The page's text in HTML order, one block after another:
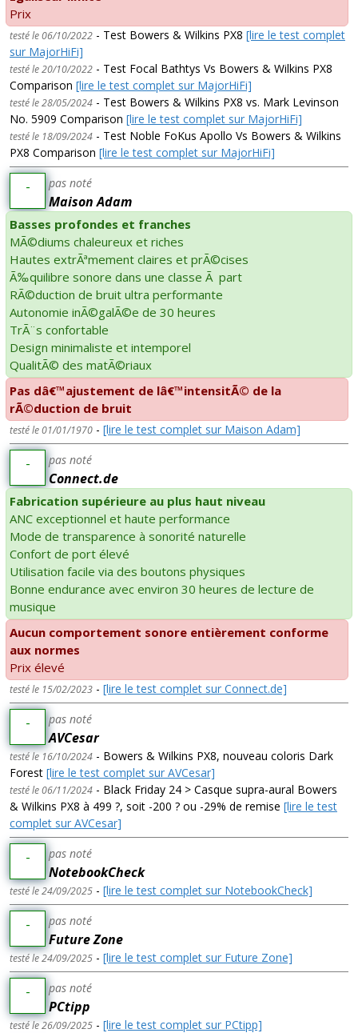
Prix
testé le 06/10/2022 - Test Bowers & Wilkins PX8 [lire le test complet
sur MajorHiFi]
testé le 20/10/2022 - Test Focal Bathtys Vs Bowers & Wilkins PX8
Comparison [lire le test complet sur MajorHiFi]
testé le 28/05/2024 - Test Bowers & Wilkins PX8 vs. Mark Levinson
No. 5909 Comparison [lire le test complet sur MajorHiFi]
testé le 18/09/2024 - Test Noble FoKus Apollo Vs Bowers & Wilkins
PX8 Comparison [lire le test complet sur MajorHiFi]
- pas noté
Maison Adam
Basses profondes et franches
MÃ©diums chaleureux et riches
Hautes extrÃªmement claires et prÃ©cises
Ã‰quilibre sonore dans une classe Ã part
RÃ©duction de bruit ultra performante
Autonomie inÃ©galÃ©e de 30 heures
TrÃ¨s confortable
Design minimaliste et intemporel
QualitÃ© des matÃ©riaux
Pas dâ€™ajustement de lâ€™intensitÃ© de la
rÃ©duction de bruit
testé le 01/01/1970 - [lire le test complet sur Maison Adam]
- pas noté
Connect.de
Fabrication supérieure au plus haut niveau
ANC exceptionnel et haute performance
Mode de transparence à sonorité naturelle
Confort de port élevé
Utilisation facile via des boutons physiques
Bonne endurance avec environ 30 heures de lecture de
musique
Aucun comportement sonore entièrement conforme
aux normes
Prix élevé
testé le 15/02/2023 - [lire le test complet sur Connect.de]
- pas noté
AVCesar
testé le 16/10/2024 - Bowers & Wilkins PX8, nouveau coloris Dark
Forest [lire le test complet sur AVCesar]
testé le 06/11/2024 - Black Friday 24 > Casque supra-aural Bowers
& Wilkins PX8 à 499 ?, soit -200 ? ou -29% de remise [lire le test
complet sur AVCesar]
- pas noté
NotebookCheck
testé le 24/09/2025 - [lire le test complet sur NotebookCheck]
- pas noté
Future Zone
testé le 24/09/2025 - [lire le test complet sur Future Zone]
- pas noté
PCtipp
testé le 26/09/2025 - [lire le test complet sur PCtipp]